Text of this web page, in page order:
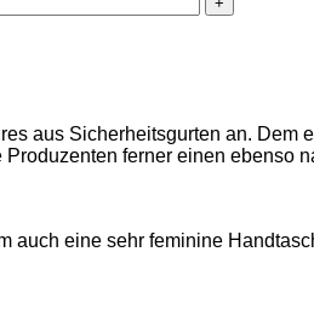
aus Sicherheitsgurten an.
ferner einen
auch eine sehr feminine